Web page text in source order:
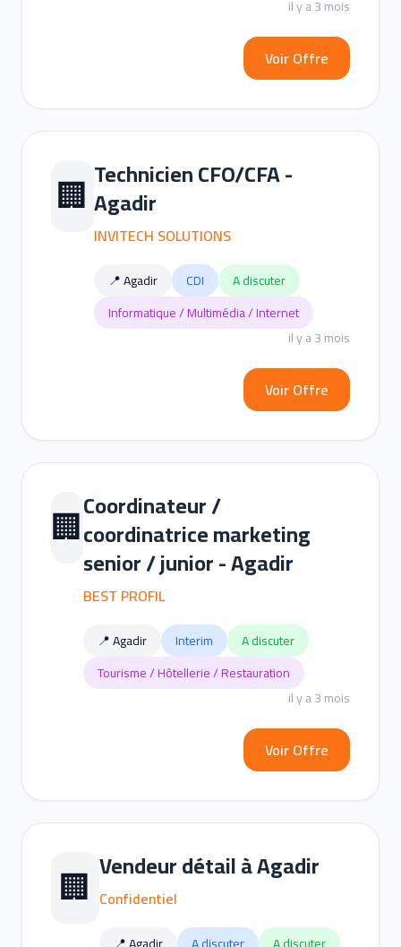
il y a 3 mois
Voir Offre
🏢 Technicien CFO/CFA -
Agadir
INVITECH SOLUTIONS
📍 Agadir CDI
A discuter
Informatique / Multimédia / Internet
il y a 3 mois
Voir Offre
🏢Coordinateur /
coordinatrice marketing
senior / junior - Agadir
BEST PROFIL
📍 Agadir Interim
A discuter
Tourisme / Hôtellerie / Restauration
il y a 3 mois
Voir Offre
🏢 Vendeur détail à Agadir
Confidentiel